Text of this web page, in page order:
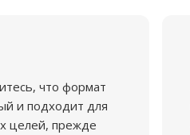
что формат
и подходит для
целей, прежде